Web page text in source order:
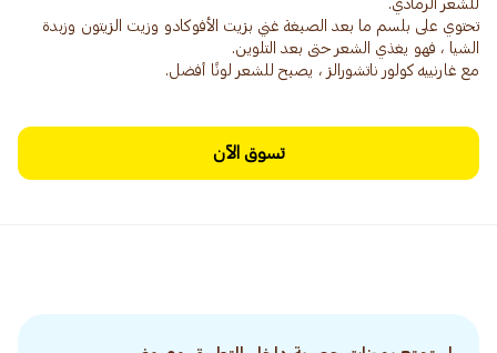
تحتوي على بلسم ما بعد الصبغة غني بزيت الأفوكادو وزيت الزيتون وزبدة
مع غارنييه كولور ناتشورالز ، يصبح للشعر لونًا أفضل.
تسوق الآن